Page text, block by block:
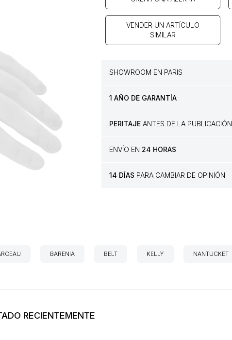
VENDER UN ARTÍCULO
SIMILAR
SHOWROOM EN PARIS
1 AÑO DE GARANTÍA
PERITAJE ANTES DE LA PUBLICACIÓN
ENVÍO EN 24 HORAS
14 DÍAS PARA CAMBIAR DE OPINIÓN
BARENIA BELT KELLY NANTUCKET
RECIENTEMENTE